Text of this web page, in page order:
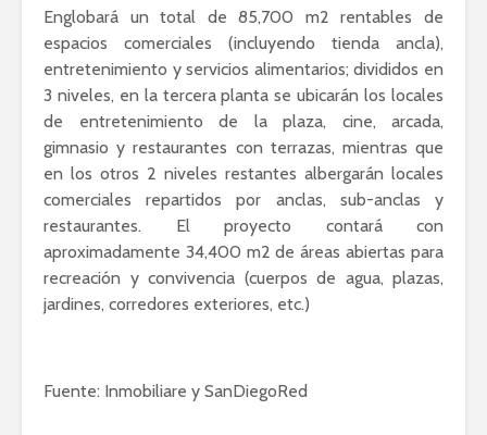
Englobará un total de 85,700 m2 rentables de
espacios comerciales (incluyendo tienda ancla),
entretenimiento y servicios alimentarios; divididos en
3 niveles, en la tercera planta se ubicarán los locales
de entretenimiento de la plaza, cine, arcada,
gimnasio y restaurantes con terrazas, mientras que
en los otros 2 niveles restantes albergarán locales
comerciales repartidos por anclas, sub-anclas y
restaurantes. El proyecto contará con
aproximadamente 34,400 m2 de áreas abiertas para
recreación y convivencia (cuerpos de agua, plazas,
jardines, corredores exteriores, etc.)
Fuente: Inmobiliare y SanDiegoRed